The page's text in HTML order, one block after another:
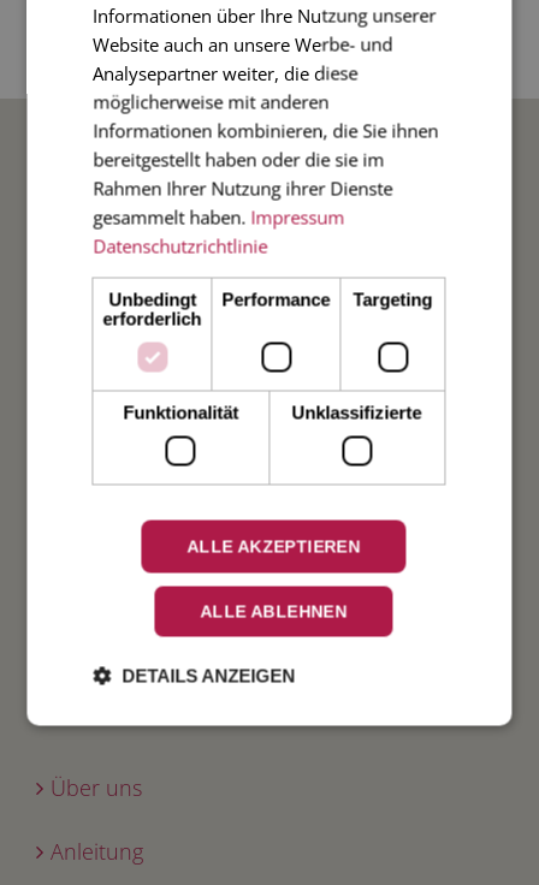
Diplomatenformat, 17 x 11 cm, Umschlag
innen blau
BELIEBTE ANLÄSSE
Hochzeit
Weihnachten
Geburtstag
Über uns
Anleitung
Informationen über Ihre Nutzung unserer
Website auch an unsere Werbe- und
Analysepartner weiter, die diese
möglicherweise mit anderen
Informationen kombinieren, die Sie ihnen
bereitgestellt haben oder die sie im
Rahmen Ihrer Nutzung ihrer Dienste
gesammelt haben. Impressum
Datenschutzrichtlinie
Unbedingt
erforderlich
Performance Targeting
Funktionalität Unklassifizierte
ALLE AKZEPTIEREN
ALLE ABLEHNEN
DETAILS ANZEIGEN